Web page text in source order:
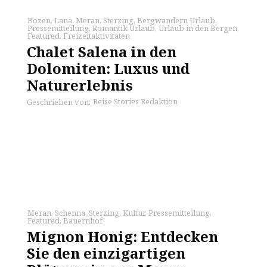
Bozen, Lana, Meran, Sterzing, Bergwandern Urlaub,
Pressemitteilung, Romantik Urlaub, Urlaub in den Bergen,
Featured, Freizeitaktivitäten
Chalet Salena in den
Dolomiten: Luxus und
Naturerlebnis
Geschrieben von: Reise Stories Redaktion
Meran, Schenna, Sterzing, Kultur, Pressemitteilung,
Featured, Bauernhof
Mignon Honig: Entdecken
Sie den einzigartigen